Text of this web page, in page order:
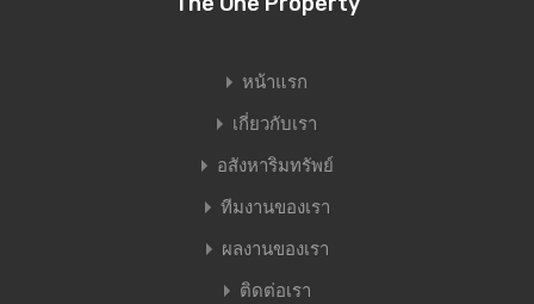
หน้าแรก
เกี่ยวกับเรา
อสังหาริมทรัพย์
ทีมงานของเรา
ผลงานของเรา
ติดต่อเรา